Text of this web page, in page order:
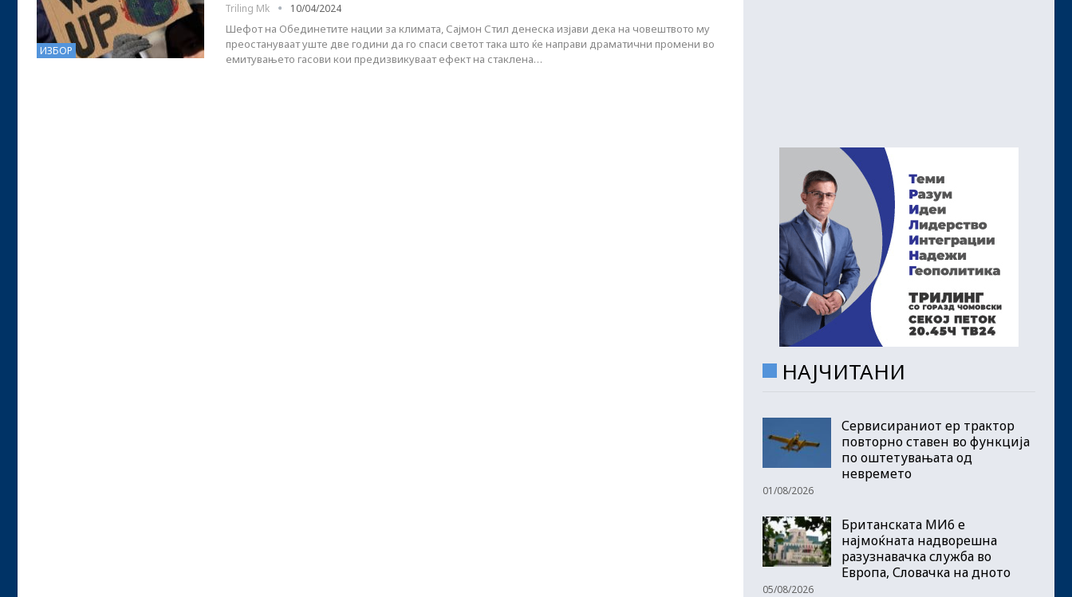
ИЗБОР
Triling Mk 10/04/2024
Шефот на Обединетите нации за климата, Сајмон Стил денеска изјави дека на човештвото му
преостануваат уште две години да го спаси светот така што ќе направи драматични промени во
емитувањето гасови кои предизвикуваат ефект на стаклена…
НАЈЧИТАНИ
Сервисираниот ер трактор
повторно ставен во функција
по оштетувањата од
невремето
01/08/2026
Британската МИ6 е
најмоќната надворешна
разузнавачка служба во
Европа, Словачка на дното
05/08/2026